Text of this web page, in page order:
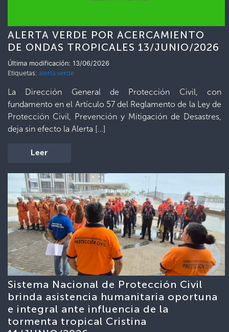
ALERTA VERDE POR ACERCAMIENTO
DE ONDAS TROPICALES 13/JUNIO/2026
Última modificación: 13/06/2026
Etiquetas: alerta verde
La Dirección General de Protección Civil, con
fundamento en el Artículo 57 del Reglamento de la Ley de
Protección Civil, Prevención y Mitigación de Desastres,
deja sin efecto la Alerta […]
Leer
Sistema Nacional de Protección Civil
brinda asistencia humanitaria oportuna
e integral ante influencia de la
tormenta tropical Cristina